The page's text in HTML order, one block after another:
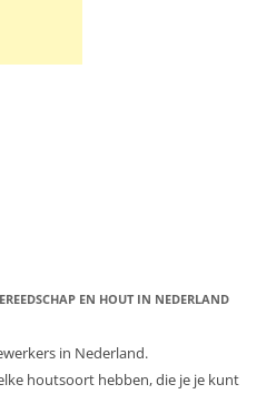
EN HOUT IN NEDERLAND
in Nederland.
houtsoort hebben, die je je kunt